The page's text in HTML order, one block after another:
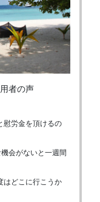
者の声
慰労金を頂けるの
会がないと一週間
はどこに行こうか